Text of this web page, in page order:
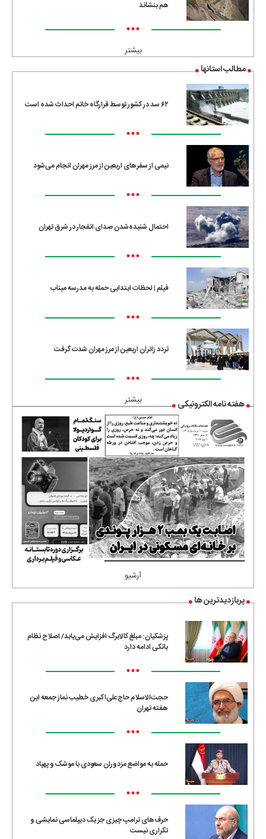
هم بنشاند
•••
بیشتر
مطالب استانها
۶۲ سد در کشور توسط قرارگاه خاتم احداث شده است
•••
نیمی از سفرهای اربعین از مرز مهران انجام می‌شود
•••
احتمال شنیده‌شدن صدای انفجار در شرق تهران
•••
فیلم | لحظات ابتدایی حمله به مدرسه میناب
•••
تردد زائران اربعین از مرز مهران شدت گرفت
•••
بیشتر هفته نامه الکترونیکی
آرشیو
پربازدیدترین ها
پزشکیان: مبلغ کالابرگ افزایش می‌یابد/ اصلاح نظام
بانکی ادامه دارد
•••
حجت‌الاسلام حاج‌علی‌اکبری خطیب نماز جمعه این
هفته تهران
•••
حمله به مواضع مزدوران سعودی با موشک و پهپاد
•••
حرف‌های ترامپ چیزی جز یک دیپلماسی نمایشی و
تکراری نیست